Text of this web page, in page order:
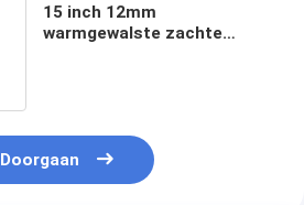
15 inch 12mm
warmgewalste zachte
Doorgaan